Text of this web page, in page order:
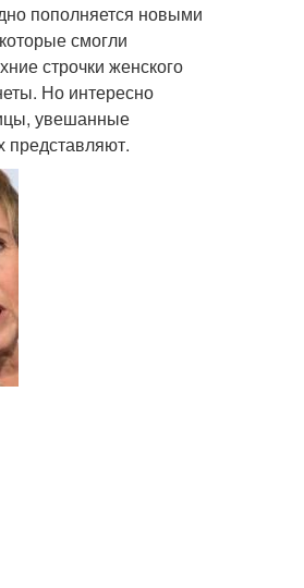
пополняется новыми
смогли
строчки женского
Но интересно
увешанные
представляют.